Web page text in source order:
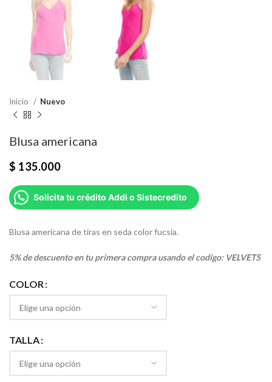
Inicio Nuevo
Blusa americana
$ 135.000
Solicita tu crédito Addi o Sistecredito
Blusa americana de tiras en seda color fucsia.
5% de descuento en tu primera compra usando el codigo: VELVET5
COLOR
TALLA